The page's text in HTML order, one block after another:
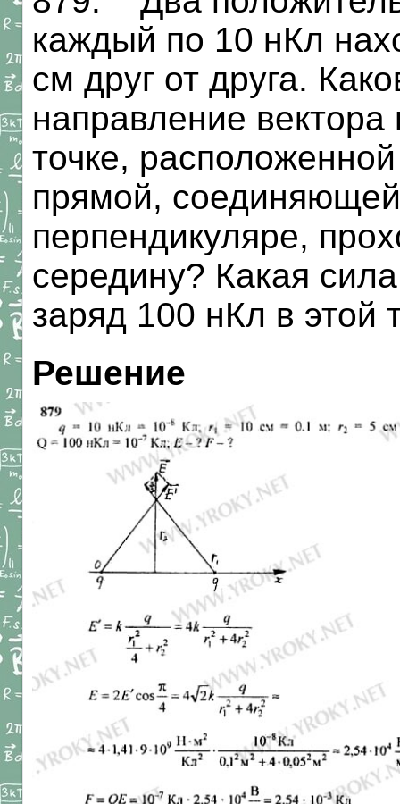
каждый по 10 нКл
см друг от друга.
направление
точке,
прямой,
перпендикуляре,
середину? Какая
заряд 100 нКл в этой
Решение